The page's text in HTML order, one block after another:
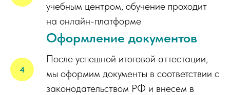
учебным центром, обучение проходит
на онлайн-платформе
Оформление документов
После успешной итоговой аттестации,
мы оформим документы в соответствии с
законодательством РФ и внесем в